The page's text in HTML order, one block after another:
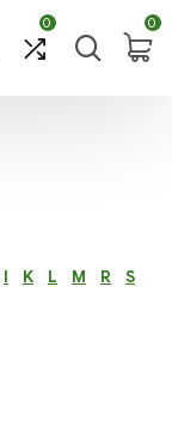
0 0
I K L M R
S